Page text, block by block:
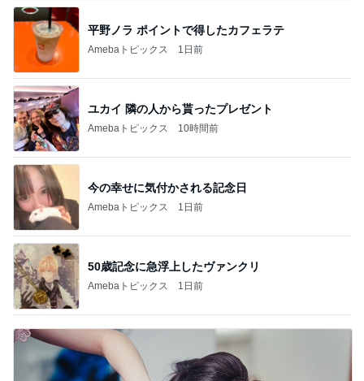
平野ノラ ポイントで得したカフェラテ
Amebaトピックス 1日前
ユカイ 隣の人から貰ったプレゼント
Amebaトピックス 10時間前
今の幸せに気付かされる記念日
Amebaトピックス 1日前
50歳記念に急浮上したヴァンクリ
Amebaトピックス 1日前